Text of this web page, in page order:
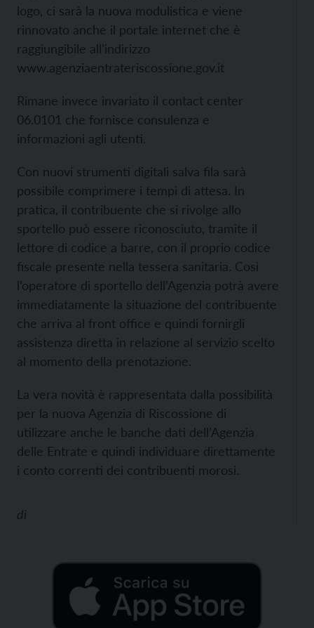
logo, ci sarà la nuova modulistica e viene
rinnovato anche il portale internet che è
raggiungibile all’indirizzo
www.agenziaentrateriscossione.gov.it
Rimane invece invariato il contact center
06.0101 che fornisce consulenza e
informazioni agli utenti.
Con nuovi strumenti digitali salva fila sarà
possibile comprimere i tempi di attesa. In
pratica, il contribuente che si rivolge allo
sportello può essere riconosciuto, tramite il
lettore di codice a barre, con il proprio codice
fiscale presente nella tessera sanitaria. Così
l’operatore di sportello dell’Agenzia potrà avere
immediatamente la situazione del contribuente
che arriva al front office e quindi fornirgli
assistenza diretta in relazione al servizio scelto
al momento della prenotazione.
La vera novità è rappresentata dalla possibilità
per la nuova Agenzia di Riscossione di
utilizzare anche le banche dati dell’Agenzia
delle Entrate e quindi individuare direttamente
i conto correnti dei contribuenti morosi.
di